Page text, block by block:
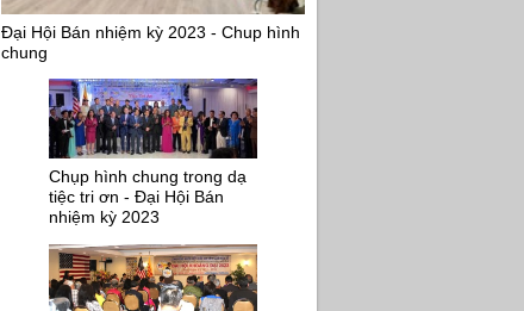
Đại Hội Bán nhiệm kỳ 2023 - Chup hình
chung
Chụp hình chung trong dạ
tiệc tri ơn - Đại Hội Bán
nhiệm kỳ 2023